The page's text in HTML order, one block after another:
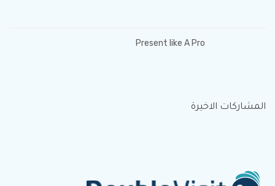
Present like A Pro
المشاركات الاخيرة